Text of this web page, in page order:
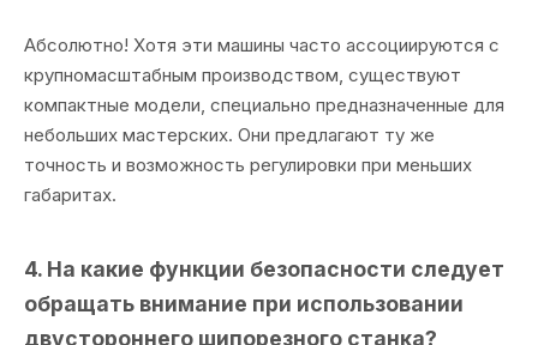
Абсолютно! Хотя эти машины часто ассоциируются с
крупномасштабным производством, существуют
компактные модели, специально предназначенные для
небольших мастерских. Они предлагают ту же
точность и возможность регулировки при меньших
габаритах.
4. На какие функции безопасности следует
обращать внимание при использовании
двустороннего шипорезного станка?